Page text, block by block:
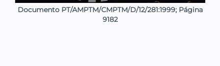
Documento PT/AMPTM/CMPTM/D/12/281:1999; Página
9182